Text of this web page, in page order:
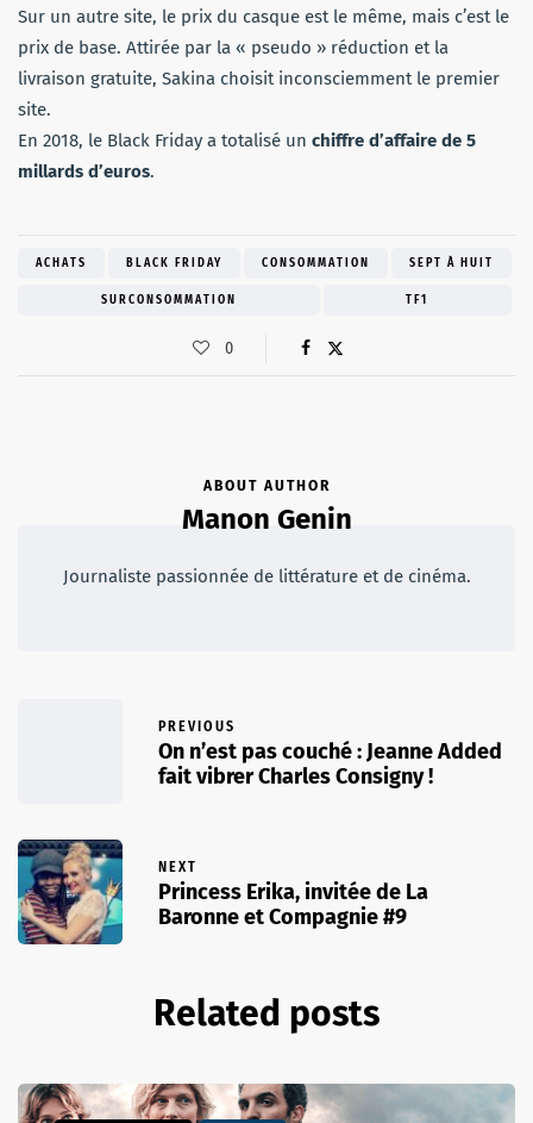
Sur un autre site, le prix du casque est le même, mais c’est le
prix de base. Attirée par la « pseudo » réduction et la
livraison gratuite, Sakina choisit inconsciemment le premier
site.
En 2018, le Black Friday a totalisé un chiffre d’affaire de 5
millards d’euros.
ACHATS BLACK FRIDAY CONSOMMATION SEPT À HUIT
SURCONSOMMATION TF1
0
ABOUT AUTHOR
Manon Genin
Journaliste passionnée de littérature et de cinéma.
PREVIOUS
On n’est pas couché : Jeanne Added
fait vibrer Charles Consigny !
NEXT
Princess Erika, invitée de La
Baronne et Compagnie #9
Related posts